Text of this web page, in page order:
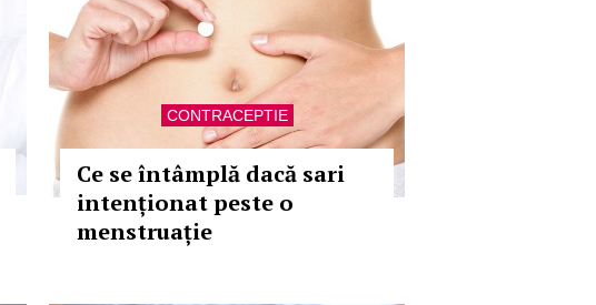
CONTRACEPTIE
Ce se întâmplă dacă sari
intenționat peste o
menstruație